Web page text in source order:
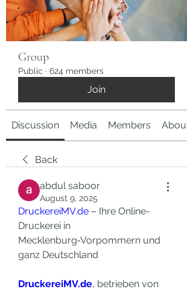
Group
Public · 624 members
Join
Discussion Media Members About
Back
abdul saboor
August 9, 2025
DruckereiMV.de – Ihre Online-
Druckerei in
Mecklenburg‑Vorpommern und
ganz Deutschland
DruckereiMV.de, betrieben von